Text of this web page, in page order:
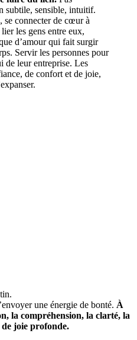
subtile, sensible, intuitif.
se connecter de cœur à
les gens entre eux,
d’amour qui fait surgir
Servir les personnes pour
de leur entreprise. Les
de confort et de joie,
une énergie de bonté. À
la compréhension, la clarté, la
joie profonde.